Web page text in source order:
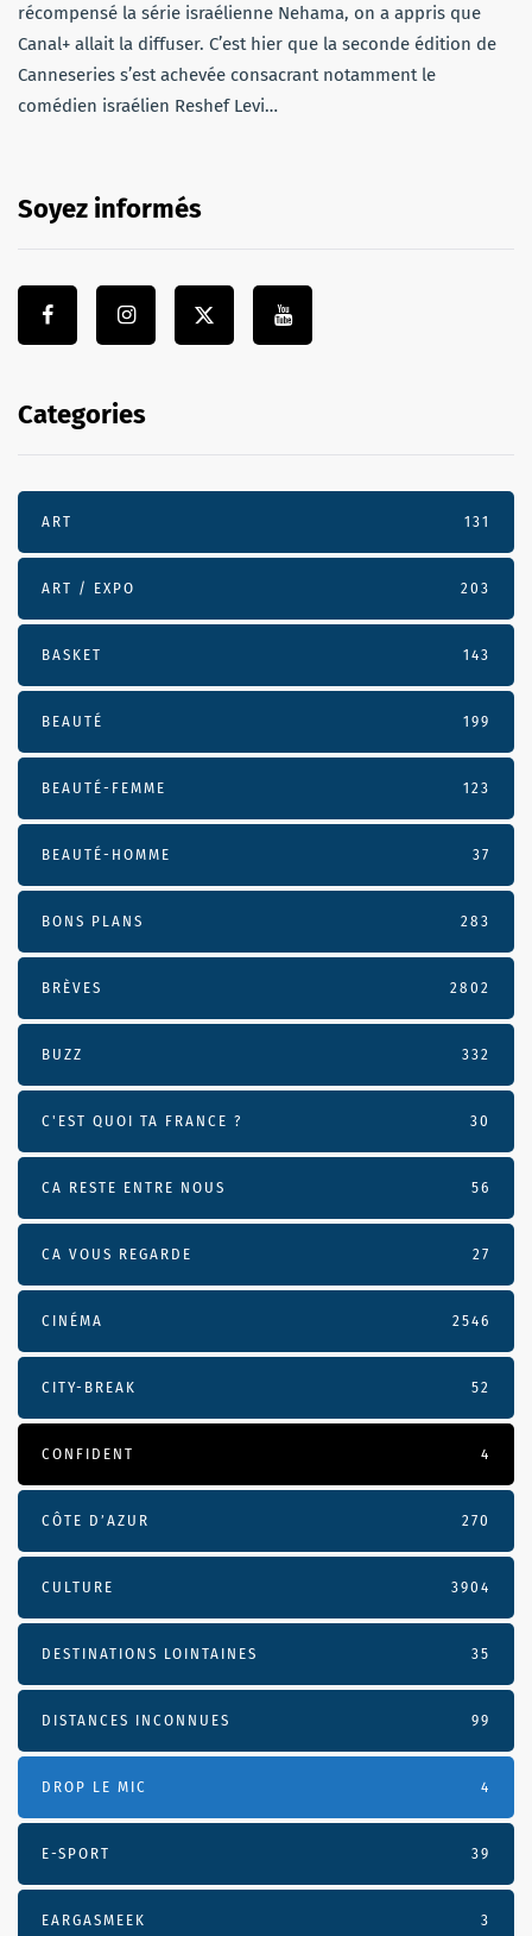
récompensé la série israélienne Nehama, on a appris que
Canal+ allait la diffuser. C’est hier que la seconde édition de
Canneseries s’est achevée consacrant notamment le
comédien israélien Reshef Levi…
Soyez informés
Categories
ART 131
ART / EXPO 203
BASKET 143
BEAUTÉ 199
BEAUTÉ-FEMME 123
BEAUTÉ-HOMME 37
BONS PLANS 283
BRÈVES 2802
BUZZ 332
C'EST QUOI TA FRANCE ? 30
CA RESTE ENTRE NOUS 56
CA VOUS REGARDE 27
CINÉMA 2546
CITY-BREAK 52
CONFIDENT 4
CÔTE D’AZUR 270
CULTURE 3904
DESTINATIONS LOINTAINES 35
DISTANCES INCONNUES 99
DROP LE MIC 4
E-SPORT 39
EARGASMEEK 3